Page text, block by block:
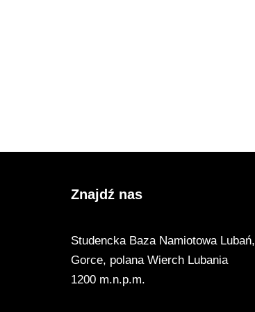
Znajdź nas
Studencka Baza Namiotowa Lubań,
Gorce, polana Wierch Lubania
1200 m.n.p.m.